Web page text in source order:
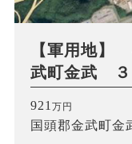
【軍用地
武町金武 ３
921 万円
国頭郡金武町金